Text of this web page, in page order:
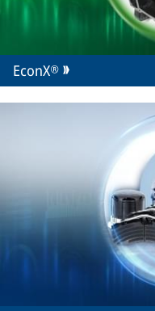
EconX®